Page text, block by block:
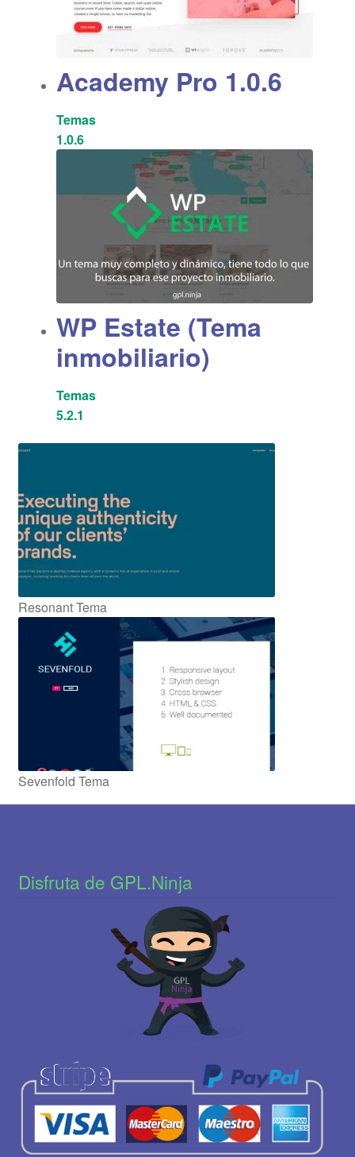
Academy Pro 1.0.6
Temas
1.0.6
WP Estate (Tema
inmobiliario)
Temas
5.2.1
Resonant Tema
Sevenfold Tema
Disfruta de GPL.Ninja